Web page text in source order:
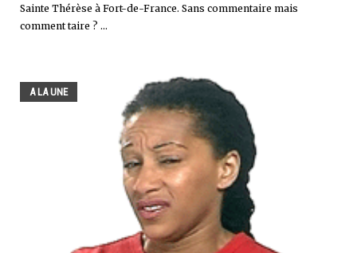
Sainte Thérèse à Fort-de-France. Sans commentaire mais
comment taire ? ...
A LA UNE